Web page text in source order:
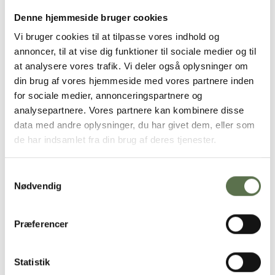
Denne hjemmeside bruger cookies
Vi bruger cookies til at tilpasse vores indhold og
annoncer, til at vise dig funktioner til sociale medier og til
at analysere vores trafik. Vi deler også oplysninger om
din brug af vores hjemmeside med vores partnere inden
for sociale medier, annonceringspartnere og
analysepartnere. Vores partnere kan kombinere disse
data med andre oplysninger, du har givet dem, eller som
de har indsamlet fra din brug af deres tjenester.
Nødvendig
Præferencer
Statistik
Næringsindhold pr. 100g
Energi1533 kJ/366 kcal
Fedt6,5 g
- heraf mættede fedtsyrer1,1 g
Kulhydrat58 g
- heraf sukkerarter
Kostfibre10 g
Protein13 g
Salt*0,02 g
* Indeholder naturligt forekommende salt fra konsorten
God smag i hverdagen
Hos Valsemøllen vil vi gerne gøre det nemt for dig, der vil have
starte, når du vil gøre en forskel for naturen, dig selv og din
familie. Vi bruger kun de bedste råvarer – fra de bedste
økologiske marker. Derfor kan du altid være sikker på, at du
spiser danske, økologiske havregryn af højeste kvalitet som er
dyrket, høstet og valset i Danmark.